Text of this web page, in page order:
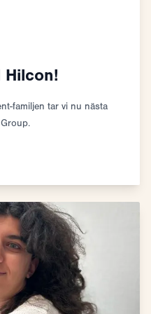
familjen tar vi nu nästa